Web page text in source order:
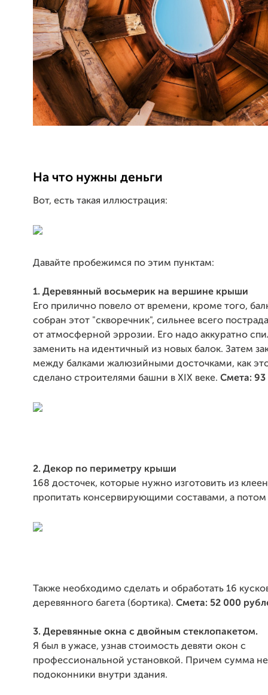
На что нужны деньги
Вот, есть такая иллюстрация:
Давайте пробежимся по этим пунктам:
1. Деревянный восьмерик на вершине крыши
Его прилично повело от времени, кроме того,
собран этот "скворечник", сильнее всего
от атмосферной эррозии. Его надо аккуратно
заменить на идентичный из новых балок. Затем
между балками жалюзийными досточками, как
сделано строителями башни в XIX веке. Смета:
2. Декор по периметру крыши
168 досточек, которые нужно изготовить из
пропитать консервирующими составами, а потом
Также необходимо сделать и обработать 16
деревянного багета (бортика). Смета: 52 000
3. Деревянные окна с двойным стеклопакетом.
Я был в ужасе, узнав стоимость девяти окон с
профессиональной установкой. Причем сумма не
подоконники внутри здания.